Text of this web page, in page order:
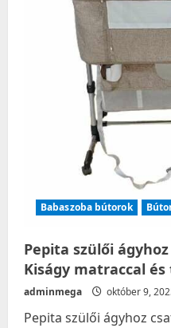
Babaszoba bútorok
Pepita szülői
Kiságy matraccal
adminmega október 9,
Pepita szülői ágyhoz